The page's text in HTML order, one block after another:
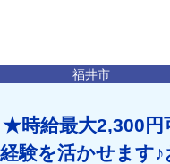
福井市
★時給最大2,300
験を活かせます♪